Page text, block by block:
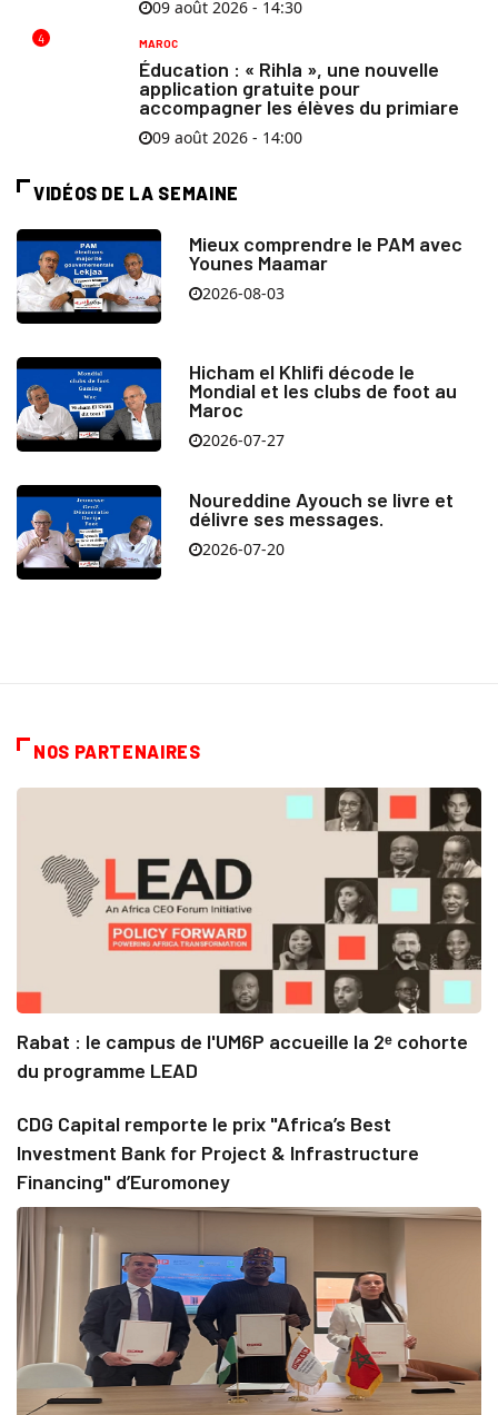
09 août 2026 - 14:30
4 MAROC
Éducation : « Rihla », une nouvelle
application gratuite pour
accompagner les élèves du primiare
09 août 2026 - 14:00
VIDÉOS DE LA SEMAINE
Mieux comprendre le PAM avec
Younes Maamar
2026-08-03
Hicham el Khlifi décode le
Mondial et les clubs de foot au
Maroc
2026-07-27
Noureddine Ayouch se livre et
délivre ses messages.
2026-07-20
NOS PARTENAIRES
Rabat : le campus de l'UM6P accueille la 2ᵉ cohorte
du programme LEAD
CDG Capital remporte le prix "Africa’s Best
Investment Bank for Project & Infrastructure
Financing" d’Euromoney